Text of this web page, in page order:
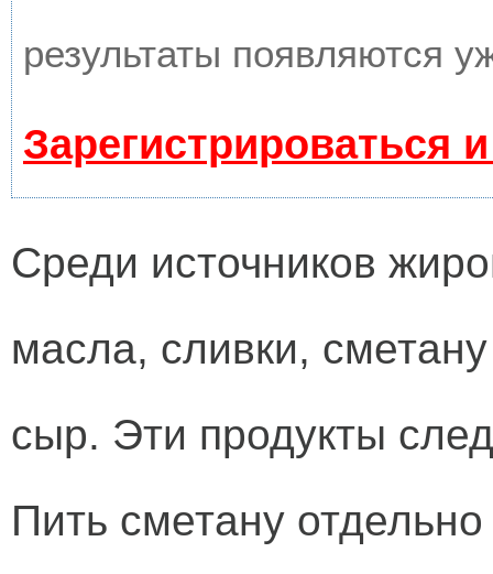
результаты появляются
Зарегистрироваться
Среди источников
масла, сливки,
сыр. Эти продукты
Пить сметану